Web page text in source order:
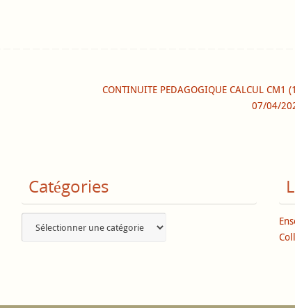
CONTINUITE PEDAGOGIQUE CALCUL CM1
07/04/
Catégories